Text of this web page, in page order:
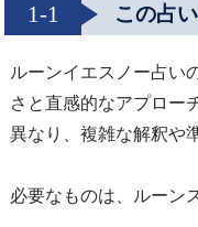
1-1 この占
ルーンイエスノー占い
さと直感的なアプロー
異なり、複雑な解釈や
必要なものは、ルーン